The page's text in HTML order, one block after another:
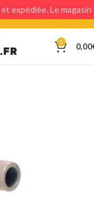
0 0,00
expédiée. Le magasin
sera possible.